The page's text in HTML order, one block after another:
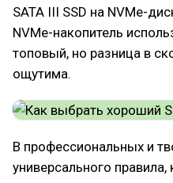
SATA III SSD на NVMe-
NVMe-накопитель
топовый, но разница в
ощутима.
В профессиональных и
универсального